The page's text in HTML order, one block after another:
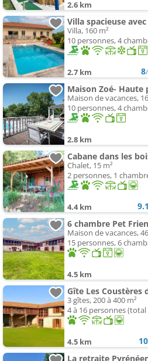
2.6 km
Villa, 160 m²
10 personnes, 4
2.7 km 8
Maison Zoé- Haute
Maison de vacances,
10 personnes, 4
2.8 km
Cabane dans les
Chalet, 15 m²
2 personnes, 1
4.4 km 9.1
6 chambre Pet
Maison de vacances,
15 personnes, 6
4.5 km
Gîte Les Coustères
3 gîtes, 200 à 400 m²
4 à 16 personnes
4.5 km 10
La retraite